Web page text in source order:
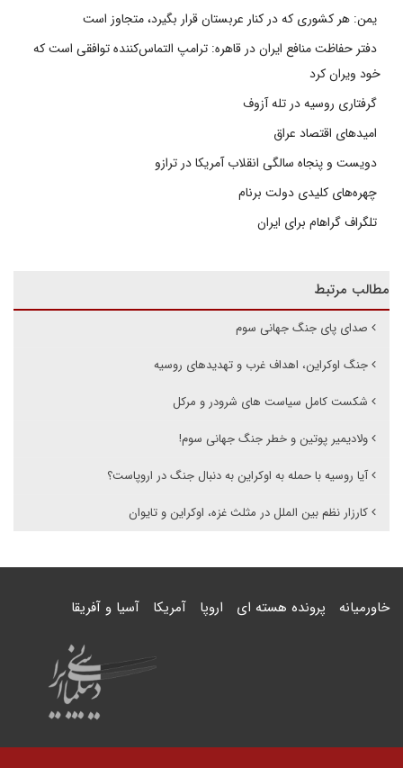
یمن: هر کشوری که در کنار عربستان قرار بگیرد، متجاوز است
دفتر حفاظت منافع ایران در قاهره: ترامپ التماس‌کننده توافقی است که
خود ویران کرد
گرفتاری روسیه در تله آزوف
امیدهای اقتصاد عراق
دویست و پنجاه سالگی انقلاب آمریکا در ترازو
چهره‌های کلیدی دولت برنام
تلگراف گراهام برای ایران
مطالب مرتبط
صدای پای جنگ جهانی سوم
جنگ اوکراین، اهداف غرب و تهدیدهای روسیه
شکست کامل سیاست های شرودر و مرکل
ولادیمیر پوتین و خطر جنگ جهانی سوم!
آیا روسیه با حمله به اوکراین به دنبال جنگ در اروپاست؟
کارزار نظم بین الملل در مثلث غزه، اوکراین و تایوان
خاورمیانه پرونده هسته ای اروپا آمریکا آسیا و آفریقا